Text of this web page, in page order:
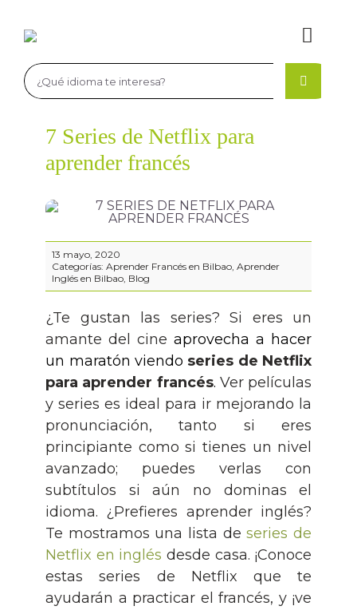
contenido
La Academia
La academia de idiomas
Idiomas, niveles y certificaciones
Aprender Inglés
Niveles y certificaciones de inglés
Exámenes Cambridge
Estancias en el extranjero para jóvenes inglés
Curso escolar en el extranjero
Campamentos
Cursos de francés
Niveles y certificaciones de francés
Aprender Alemán
Cursos de alemán
Niveles y certificaciones de alemán
Exámenes Goethe Institute
Matriculación
Recursos
Suscríbete a la newsletter
Contacto
Acceso e-lab
Cámarabilbao
Buscar:
7 Series de Netflix para
aprender francés
13 mayo, 2020
Categorías:Aprender Francés en Bilbao,Aprender
Inglés en Bilbao, Blog
¿Te gustan las series? Si eres un
amante del cine aprovecha a hacer
un maratón viendo series de Netflix
para aprender francés. Ver películas
y series es ideal para ir mejorando la
pronunciación, tanto si eres
principiante como si tienes un nivel
avanzado; puedes verlas con
subtítulos si aún no dominas el
idioma. ¿Prefieres aprender inglés?
Te mostramos una lista deseries de
Netflix en inglés desde casa. ¡Conoce
estas series de Netflix que te
ayudarán a practicar el francés, y ¡ve